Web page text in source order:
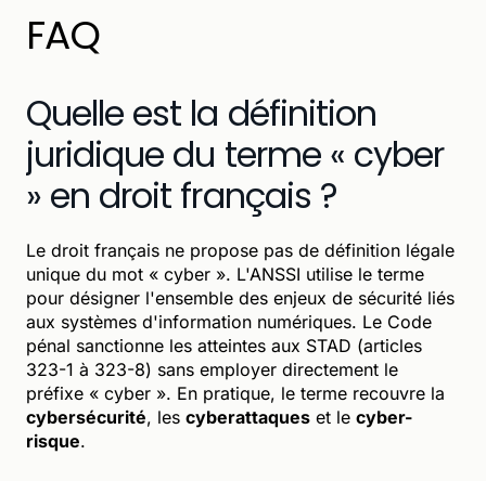
FAQ
Quelle est la définition
juridique du terme « cyber
» en droit français ?
Le droit français ne propose pas de définition légale
unique du mot « cyber ». L'ANSSI utilise le terme
pour désigner l'ensemble des enjeux de sécurité liés
aux systèmes d'information numériques. Le Code
pénal sanctionne les atteintes aux STAD (articles
323-1 à 323-8) sans employer directement le
préfixe « cyber ». En pratique, le terme recouvre la
cybersécurité, les cyberattaques et le cyber-
risque.